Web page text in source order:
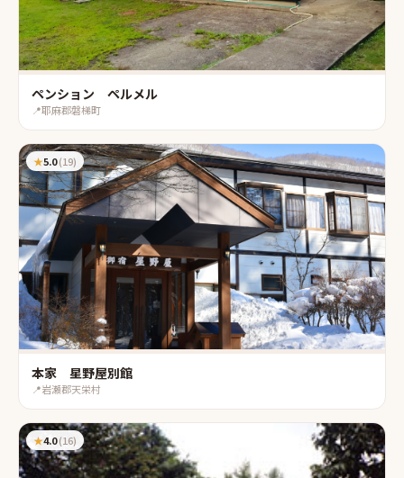
ペンション ペルメル
📍耶麻郡磐梯町
★5.0(19)
本家 星野屋別館
📍岩瀬郡天栄村
★4.0(16)